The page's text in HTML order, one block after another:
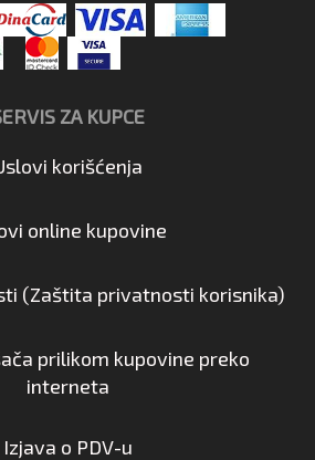
ZA KUPCE
korišćenja
online kupovine
(Zaštita privatnosti korisnika)
prilikom kupovine preko
interneta
Izjava o PDV-u